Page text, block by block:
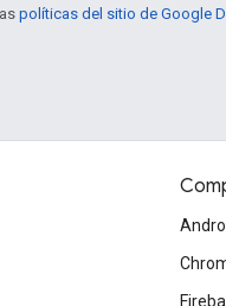
políticas del sitio de Google